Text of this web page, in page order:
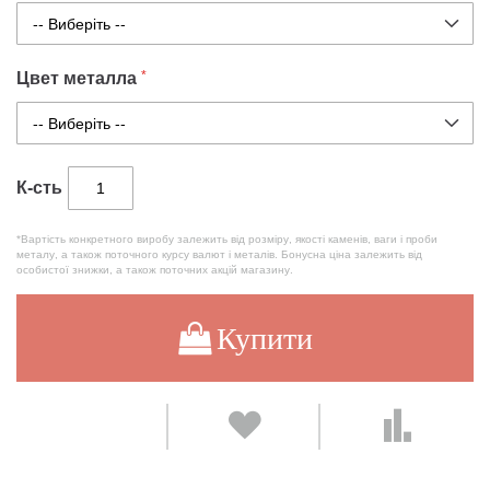
Цвет металла
К-сть
*Вартість конкретного виробу залежить від розміру, якості каменів, ваги і проби
металу, а також поточного курсу валют і металів. Бонусна ціна залежить від
особистої знижки, а також поточних акцій магазину.
Купити